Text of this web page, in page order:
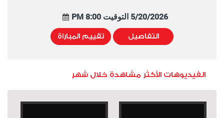
5/20/2026 التوقيت 8:00 PM
التفاصيل تقييم المباراة
الفيديوهات الأكثر مشاهدة خلال شهر